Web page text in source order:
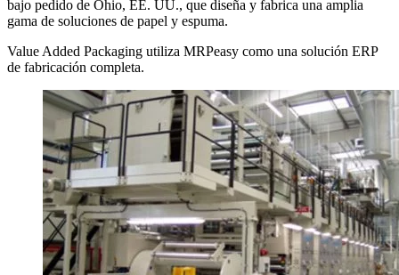
bajo pedido de Ohio, EE. UU., que diseña y fabrica una amplia
gama de soluciones de papel y espuma.
Value Added Packaging utiliza MRPeasy como una solución ERP
de fabricación completa.